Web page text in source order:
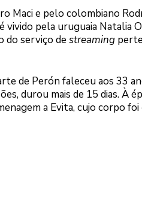
Maci e pelo colombiano
vivido pela uruguaia Natalia
do serviço de streaming
de Perón faleceu aos 33
durou mais de 15 dias. À
a Evita, cujo corpo foi